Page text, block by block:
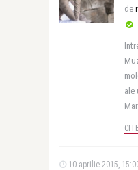
de
ale
10 aprilie 2015,